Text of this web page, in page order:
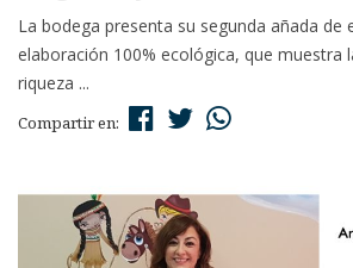
La bodega presenta su segunda añada de
elaboración 100% ecológica, que muestra
riqueza ...
Compartir en: